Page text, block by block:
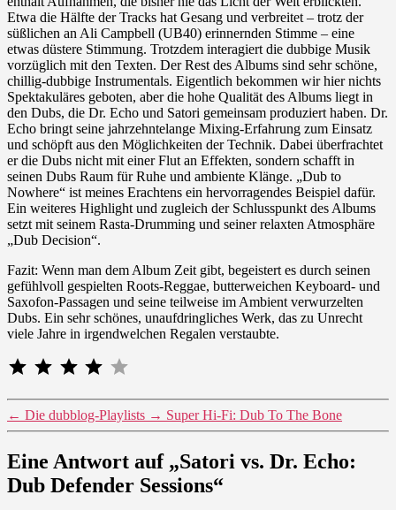
Etwa die Hälfte der Tracks hat Gesang und verbreitet – trotz der
süßlichen an Ali Campbell (UB40) erinnernden Stimme – eine
etwas düstere Stimmung. Trotzdem interagiert die dubbige Musik
vorzüglich mit den Texten. Der Rest des Albums sind sehr schöne,
chillig-dubbige Instrumentals. Eigentlich bekommen wir hier nichts
Spektakuläres geboten, aber die hohe Qualität des Albums liegt in
den Dubs, die Dr. Echo und Satori gemeinsam produziert haben. Dr.
Echo bringt seine jahrzehntelange Mixing-Erfahrung zum Einsatz
und schöpft aus den Möglichkeiten der Technik. Dabei überfrachtet
er die Dubs nicht mit einer Flut an Effekten, sondern schafft in
seinen Dubs Raum für Ruhe und ambiente Klänge. „Dub to
Nowhere“ ist meines Erachtens ein hervorragendes Beispiel dafür.
Ein weiteres Highlight und zugleich der Schlusspunkt des Albums
setzt mit seinem Rasta-Drumming und seiner relaxten Atmosphäre
„Dub Decision“.
Fazit: Wenn man dem Album Zeit gibt, begeistert es durch seinen
gefühlvoll gespielten Roots-Reggae, butterweichen Keyboard- und
Saxofon-Passagen und seine teilweise im Ambient verwurzelten
Dubs. Ein sehr schönes, unaufdringliches Werk, das zu Unrecht
viele Jahre in irgendwelchen Regalen verstaubte.
⭐ ⭐
← Die dubblog-Playlists → Super Hi-Fi: Dub To The Bone
Eine Antwort auf „Satori vs. Dr. Echo:
Dub Defender Sessions“